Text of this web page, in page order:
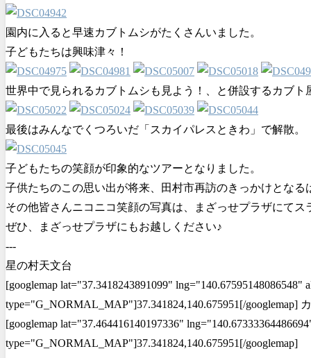
園内に入ると早速カブトムシがたくさんいました。
子どもたちは興味津々！
世界中で見られるカブトムシも見よう！、と併設するカブト
最後はみんなでくつろいだ「スカイパレスときわ」で解散。
子どもたちの笑顔が印象的なツアーとなりました。
子供たちのこの思い出が将来、田村市再訪のきっかけとなる
その他皆さんニコニコ笑顔の写真は、まざっせプラザにてス
ぜひ、まざっせプラザにもお越しください♪
---
星の村天文台
[googlemap lat="37.3418243891099"
type="G_NORMAL_MAP"]37.341824,140.675951[/googlemap]
[googlemap lat="37.464416140197336"
type="G_NORMAL_MAP"]37.341824,140.675951[/googlemap]